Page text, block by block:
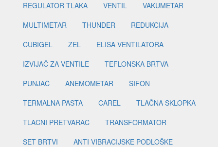
REGULATOR TLAKA
VENTIL
VAKUMETAR
MULTIMETAR
THUNDER
REDUKCIJA
CUBIGEL
ZEL
ELISA VENTILATORA
IZVIJAČ ZA VENTILE
TEFLONSKA BRTVA
PUNJAČ
ANEMOMETAR
SIFON
TERMALNA PASTA
CAREL
TLAČNA SKLOPKA
TLAČNI PRETVARAČ
TRANSFORMATOR
SET BRTVI
ANTI VIBRACIJSKE PODLOŠKE